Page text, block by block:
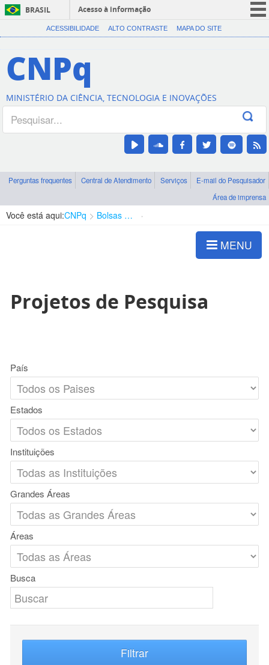
BRASIL
Acesso à informação
CORONAVÍRUS (COVID-19)
Canais
ACESSIBILIDADE ALTO CONTRASTE MAPA DO SITE
CNPq
MINISTÉRIO DA CIÊNCIA, TECNOLOGIA E INOVAÇÕES
Perguntas frequentes Central de Atendimento Serviços
E-mail do Pesquisador
Área de imprensa
Você está aqui:CNPq Bolsas e Auxílios Vigentes
MENU
Projetos de Pesquisa
País
Estados
Instituições
Grandes Áreas
Áreas
Busca
Filtrar